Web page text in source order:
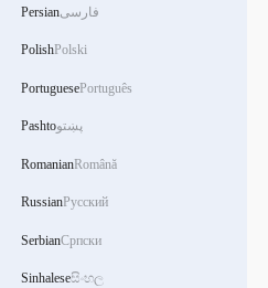
Persianفارسی
PolishPolski
PortuguesePortuguês
Pashtoپښتو
RomanianRomână
RussianРусский
SerbianСрпски
Sinhaleseසිංහල